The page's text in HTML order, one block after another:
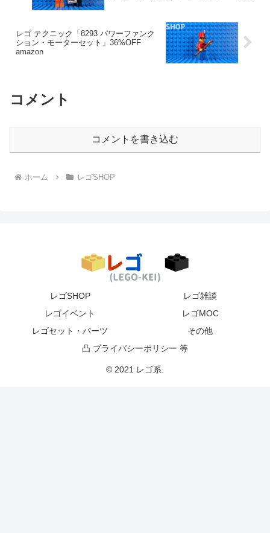
レゴ テクニック「8293 パワーファンク
ション・モーターセット」36%OFF
amazon
コメント
コメントを書き込む
ホーム レゴSHOP
レゴSHOP
レゴ雑談
レゴイベント
レゴMOC
レゴセット・パーツ
その他
凸 プライバシーポリシー 等
© 2021 レゴ系.